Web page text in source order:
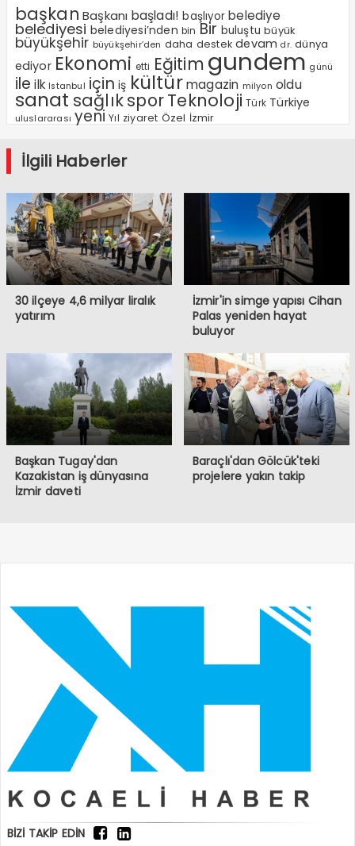
başkan Başkanı başladı! başlıyor belediye
belediyesi belediyesi’nden bin Bir buluştu büyük
büyükşehir büyükşehir’den daha destek devam dr. dünya
ediyor Ekonomi etti Eğitim gundem günü
ile ilk Istanbul için iş kültür magazin milyon oldu
sanat sağlıksporTeknoloji Türk Türkiye
uluslararası yeni Yıl ziyaret Özel İzmir
İlgili Haberler
30 ilçeye 4,6 milyar liralık
yatırım
İzmir'in simge yapısı Cihan
Palas yeniden hayat
buluyor
Başkan Tugay'dan
Kazakistan iş dünyasına
İzmir daveti
Baraçlı'dan Gölcük'teki
projelere yakın takip
BİZİ TAKİP EDİN